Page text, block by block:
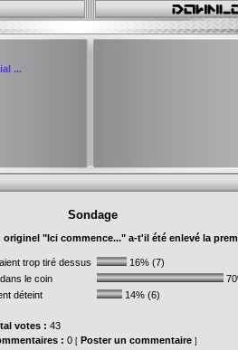
...
Sondage
"Ici commence..." a-t'il été enlevé la
trop tiré dessus
16% (7)
le coin
déteint
14% (6)
votes : 43
: 0 [ Poster un commentaire ]